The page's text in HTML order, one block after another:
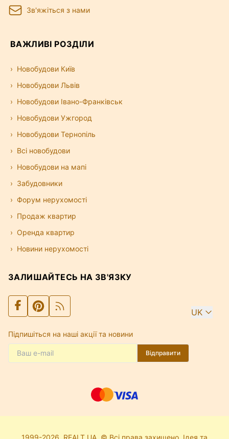
Зв'яжіться з нами
ВАЖЛИВІ РОЗДІЛИ
Новобудови Київ
Новобудови Львів
Новобудови Івано-Франківськ
Новобудови Ужгород
Новобудови Тернопіль
Всі новобудови
Новобудови на мапі
Забудовники
Форум нерухомості
Продаж квартир
Оренда квартир
Новини нерухомості
ЗАЛИШАЙТЕСЬ НА ЗВ'ЯЗКУ
UK
Підпишіться на наші акції та новини
Відправити
1999-2026. REALT.UA. © Всі права захищено. Ідея та